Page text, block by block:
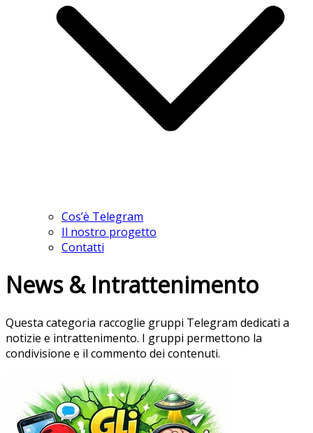
Cos’è Telegram
Il nostro progetto
Contatti
News & Intrattenimento
Questa categoria raccoglie gruppi Telegram dedicati a
notizie e intrattenimento. I gruppi permettono la
condivisione e il commento dei contenuti.